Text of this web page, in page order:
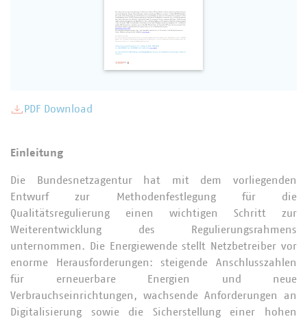
PDF Download
Einleitung
Die Bundesnetzagentur hat mit dem vorliegenden
Entwurf zur Methodenfestlegung für die
Qualitätsregulierung einen wichtigen Schritt zur
Weiterentwicklung des Regulierungsrahmens
unternommen. Die Energiewende stellt Netzbetreiber vor
enorme Herausforderungen: steigende Anschlusszahlen
für erneuerbare Energien und neue
Verbrauchseinrichtungen, wachsende Anforderungen an
Digitalisierung sowie die Sicherstellung einer hohen